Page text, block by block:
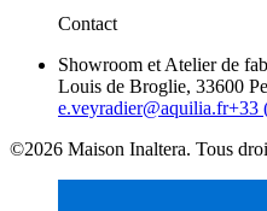
Contact
Showroom et Atelier de
Louis de Broglie, 33600
e.veyradier@aquilia.fr+33
©2026 Maison Inaltera. Tous